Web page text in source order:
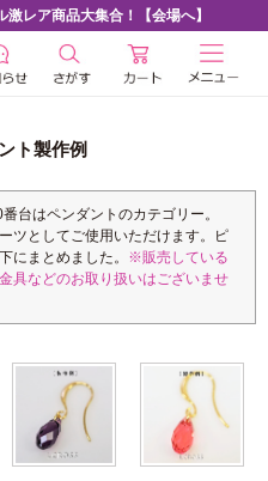
激レア商品大集合！【会場へ】
ト製作例
台はペンダントのカテゴリー。
ツとしてご使用いただけます。ピ
にまとめました。 ※販売している
具などのお取り扱いはございませ